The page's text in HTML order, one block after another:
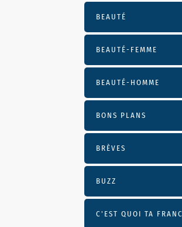
BEAUTÉ
BEAUTÉ-FEMME
BEAUTÉ-HOMME
BONS PLANS
BRÈVES
BUZZ
C'EST QUOI TA